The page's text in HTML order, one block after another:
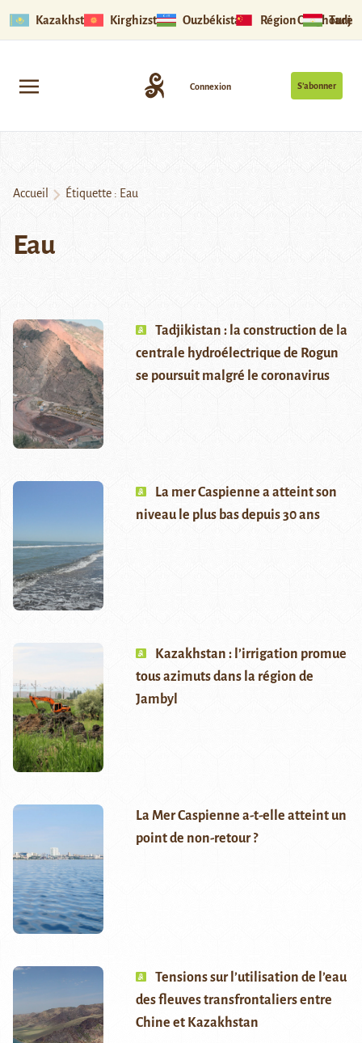
Kazakhstan Kirghizstan Ouzbékistan Région Ouïghoure
S’abonner
Connexion
Accueil Étiquette : Eau
Eau
Tadjikistan : la construction de la
centrale hydroélectrique de Rogun
se poursuit malgré le coronavirus
La mer Caspienne a atteint son
niveau le plus bas depuis 30 ans
Kazakhstan : l’irrigation promue
tous azimuts dans la région de
Jambyl
La Mer Caspienne a-t-elle atteint un
point de non-retour ?
Tensions sur l’utilisation de l’eau
des fleuves transfrontaliers entre
Chine et Kazakhstan